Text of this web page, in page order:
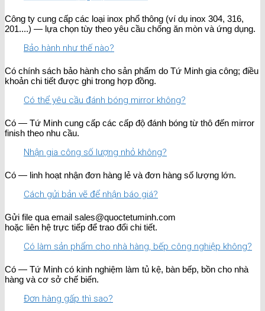
Công ty cung cấp các loại inox phổ thông (ví dụ inox 304, 316,
201....) — lựa chọn tùy theo yêu cầu chống ăn mòn và ứng dụng.
Bảo hành như thế nào?
Có chính sách bảo hành cho sản phẩm do Tứ Minh gia công; điều
khoản chi tiết được ghi trong hợp đồng.
Có thể yêu cầu đánh bóng mirror không?
Có — Tứ Minh cung cấp các cấp độ đánh bóng từ thô đến mirror
finish theo nhu cầu.
Nhận gia công số lượng nhỏ không?
Có — linh hoạt nhận đơn hàng lẻ và đơn hàng số lượng lớn.
Cách gửi bản vẽ để nhận báo giá?
Gửi file qua email sales@quoctetuminh.com
hoặc liên hệ trực tiếp để trao đổi chi tiết.
Có làm sản phẩm cho nhà hàng, bếp công nghiệp không?
Có — Tứ Minh có kinh nghiệm làm tủ kệ, bàn bếp, bồn cho nhà
hàng và cơ sở chế biến.
Đơn hàng gấp thì sao?